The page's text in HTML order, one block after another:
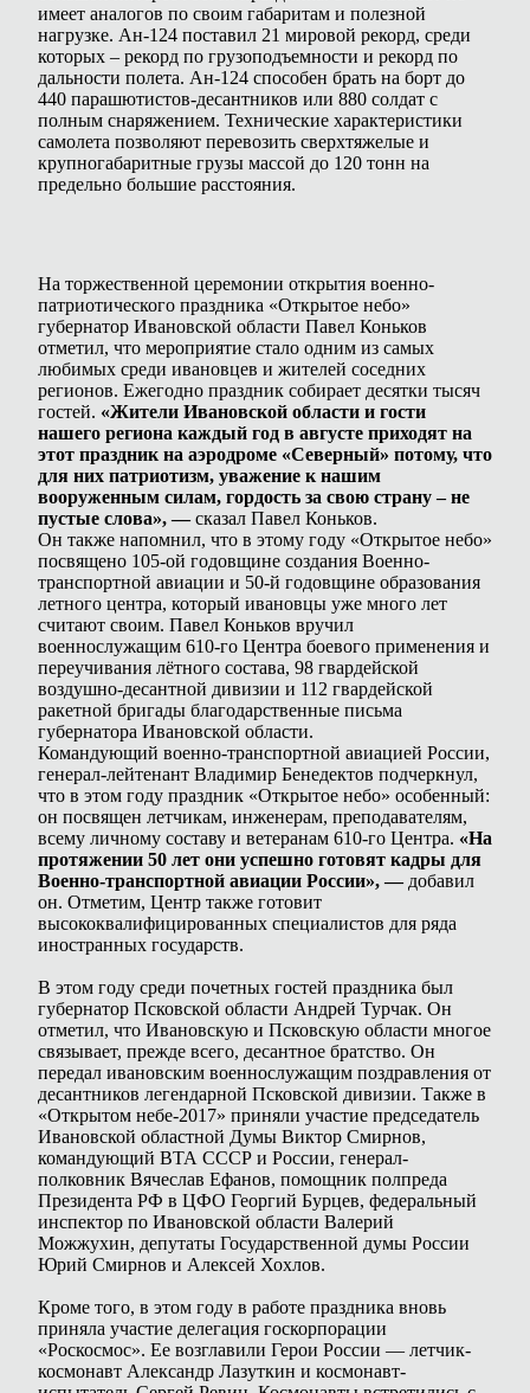
имеет аналогов по своим габаритам и полезной
нагрузке. Ан-124 поставил 21 мировой рекорд, среди
которых – рекорд по грузоподъемности и рекорд по
дальности полета. Ан-124 способен брать на борт до
440 парашютистов-десантников или 880 солдат с
полным снаряжением. Технические характеристики
самолета позволяют перевозить сверхтяжелые и
крупногабаритные грузы массой до 120 тонн на
предельно большие расстояния.
На торжественной церемонии открытия военно-
патриотического праздника «Открытое небо»
губернатор Ивановской области Павел Коньков
отметил, что мероприятие стало одним из самых
любимых среди ивановцев и жителей соседних
регионов. Ежегодно праздник собирает десятки тысяч
гостей. «Жители Ивановской области и гости
нашего региона каждый год в августе приходят на
этот праздник на аэродроме «Северный» потому, что
для них патриотизм, уважение к нашим
вооруженным силам, гордость за свою страну – не
пустые слова», —сказал Павел Коньков.
Он также напомнил, что в этому году «Открытое небо»
посвящено 105-ой годовщине создания Военно-
транспортной авиации и 50-й годовщине образования
летного центра, который ивановцы уже много лет
считают своим. Павел Коньков вручил
военнослужащим 610-го Центра боевого применения и
переучивания лётного состава, 98 гвардейской
воздушно-десантной дивизии и 112 гвардейской
ракетной бригады благодарственные письма
губернатора Ивановской области.
Командующий военно-транспортной авиацией России,
генерал-лейтенант Владимир Бенедектов подчеркнул,
что в этом году праздник «Открытое небо» особенный:
он посвящен летчикам, инженерам, преподавателям,
всему личному составу и ветеранам 610-го Центра. «На
протяжении 50 лет они успешно готовят кадры для
Военно-транспортной авиации России», —добавил
он. Отметим, Центр также готовит
высококвалифицированных специалистов для ряда
иностранных государств.
В этом году среди почетных гостей праздника был
губернатор Псковской области Андрей Турчак. Он
отметил, что Ивановскую и Псковскую области многое
связывает, прежде всего, десантное братство. Он
передал ивановским военнослужащим поздравления от
десантников легендарной Псковской дивизии. Также в
«Открытом небе-2017» приняли участие председатель
Ивановской областной Думы Виктор Смирнов,
командующий ВТА СССР и России, генерал-
полковник Вячеслав Ефанов, помощник полпреда
Президента РФ в ЦФО Георгий Бурцев, федеральный
инспектор по Ивановской области Валерий
Можжухин, депутаты Государственной думы России
Юрий Смирнов и Алексей Хохлов.
Кроме того, в этом году в работе праздника вновь
приняла участие делегация госкорпорации
«Роскосмос». Ее возглавили Герои России — летчик-
космонавт Александр Лазуткин и космонавт-